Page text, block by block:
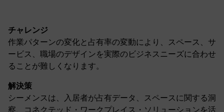
チャレンジ
作業パターンの変化と占有率の変動により、スペース、サ
ービス、職場のデザインを実際のビジネスニーズに合わせ
ることが難しくなります。
解決策
シーメンスは、入居者が占有データ、スペースに関する洞
察、コネクテッド・ワークプレイス・ソリューションを活